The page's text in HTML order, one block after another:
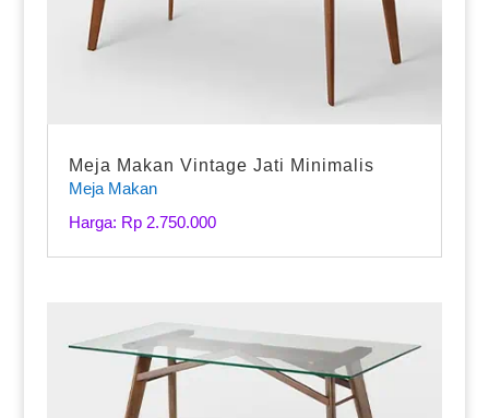
Meja Makan Vintage Jati Minimalis
Meja Makan
Harga: Rp 2.750.000